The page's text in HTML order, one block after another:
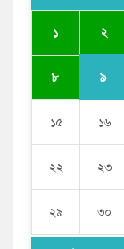
সজীব ওয়াজেদ
১ ২
৮ ৯
১৫ ১৬
২২ ২৩
২৯ ৩০